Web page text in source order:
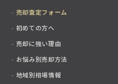
売却査定フォーム
初めての方へ
売却に強い理由
お悩み別売却方法
地域別相場情報